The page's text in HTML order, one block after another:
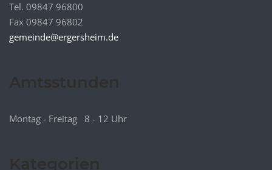
Tel. 09847 96800
Fax 09847 96802
gemeinde@ergersheim.de
Montag - Freitag 8 - 12 Uhr